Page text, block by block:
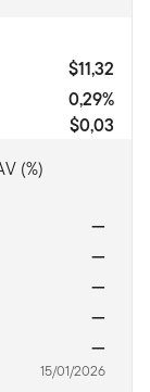
$11,32
0,29%
$0,03
(%)
—
—
—
—
—
15/01/2026